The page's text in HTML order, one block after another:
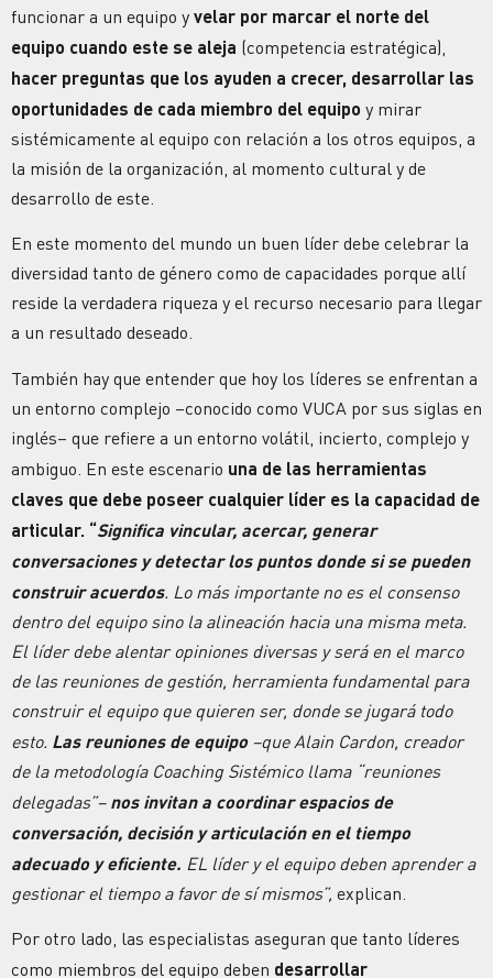
funcionar a un equipo y velar por marcar el norte del
equipo cuando este se aleja (competencia estratégica),
hacer preguntas que los ayuden a crecer, desarrollar las
oportunidades de cada miembro del equipo y mirar
sistémicamente al equipo con relación a los otros equipos, a
la misión de la organización, al momento cultural y de
desarrollo de este.
En este momento del mundo un buen líder debe celebrar la
diversidad tanto de género como de capacidades porque allí
reside la verdadera riqueza y el recurso necesario para llegar
a un resultado deseado.
También hay que entender que hoy los líderes se enfrentan a
un entorno complejo –conocido como VUCA por sus siglas en
inglés– que refiere a un entorno volátil, incierto, complejo y
ambiguo. En este escenario una de las herramientas
claves que debe poseer cualquier líder es la capacidad de
articular. “Significa vincular, acercar, generar
conversaciones y detectar los puntos donde si se pueden
construir acuerdos. Lo más importante no es el consenso
dentro del equipo sino la alineación hacia una misma meta.
El líder debe alentar opiniones diversas y será en el marco
de las reuniones de gestión, herramienta fundamental para
construir el equipo que quieren ser, donde se jugará todo
esto. Las reuniones de equipo–que Alain Cardon, creador
de la metodología Coaching Sistémico llama “reuniones
delegadas”– nos invitan a coordinar espacios de
conversación, decisión y articulación en el tiempo
adecuado y eficiente. EL líder y el equipo deben aprender a
gestionar el tiempo a favor de sí mismos”, explican.
Por otro lado, las especialistas aseguran que tanto líderes
como miembros del equipo deben desarrollar